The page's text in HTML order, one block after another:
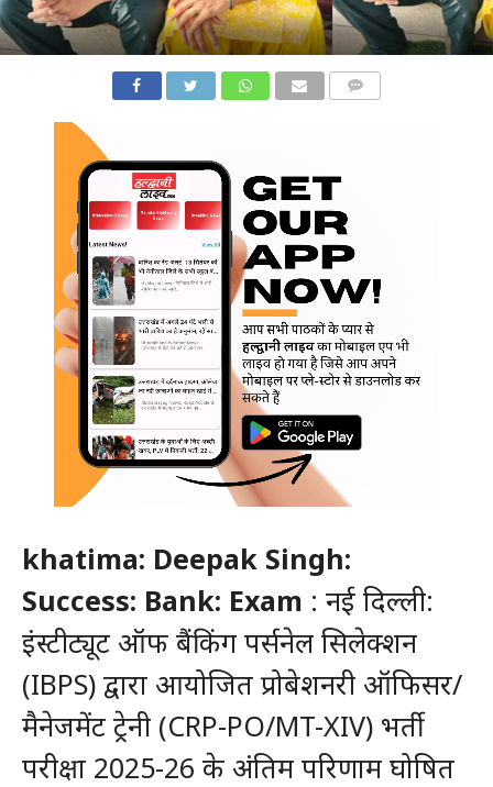
khatima: Deepak Singh:
Success: Bank: Exam : नई दिल्ली:
इंस्टीट्यूट ऑफ बैंकिंग पर्सनेल सिलेक्शन
(IBPS) द्वारा आयोजित प्रोबेशनरी ऑफिसर/
मैनेजमेंट ट्रेनी (CRP-PO/MT-XIV) भर्ती
परीक्षा 2025-26 के अंतिम परिणाम घोषित